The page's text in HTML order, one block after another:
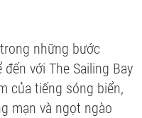
những bước
với The Sailing Bay
của tiếng sóng biển,
mạn và ngọt ngào